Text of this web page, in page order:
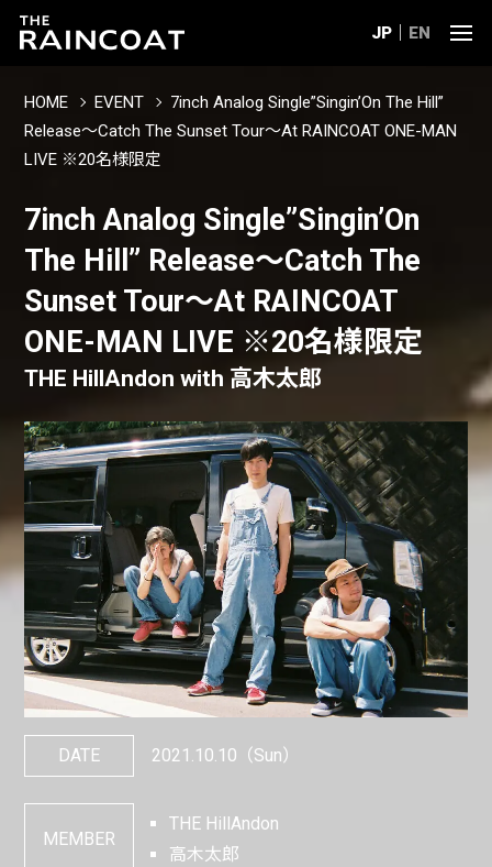
JP EN
HOME EVENT
7inch Analog Single”Singin’On The Hill”
Release〜Catch The Sunset Tour〜At RAINCOAT ONE-MAN
LIVE ※20名様限定
7inch Analog Single”Singin’On
The Hill” Release〜Catch The
Sunset Tour〜At RAINCOAT
ONE-MAN LIVE ※20名様限定
THE HillAndon with 高木太郎
DATE 2021.10.10 （Sun）
MEMBER
THE HillAndon
高木太郎